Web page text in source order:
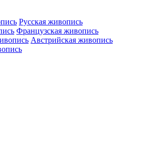
Русская живопись
Французская живопись
Австрийская живопись